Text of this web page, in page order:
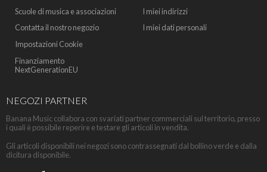
Scuole di musica e associazioni
Contatta il nostro negozio
Impostazioni Cookie
Finanziamento
NextGenerationEU
I miei indirizzi
I miei dati personali
NEGOZI PARTNER
Banana Music collabora con svariati partner commerciali sul territorio, presso
i quali è possibile reperire e testare gli articoli in vendita.
Gli articoli disponibili nei negozi sono contrassegnati dal bollino verde e dalla
dicitura disponibile.